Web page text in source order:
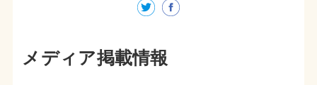
メディア掲載情報